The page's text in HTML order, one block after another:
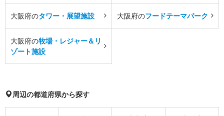
大阪府のタワー・展望施設 大阪府のフードテーマパーク
大阪府の牧場・レジャー＆リ
ゾート施設
周辺の都道府県から探す